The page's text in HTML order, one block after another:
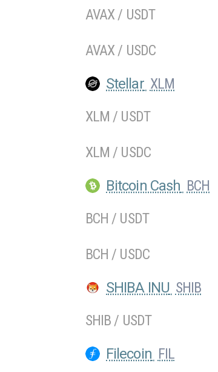
AVAX / USDT
AVAX / USDC
Stellar XLM
XLM / USDT
XLM / USDC
Bitcoin Cash BCH
BCH / USDT
BCH / USDC
SHIBA INU SHIB
SHIB / USDT
Filecoin FIL